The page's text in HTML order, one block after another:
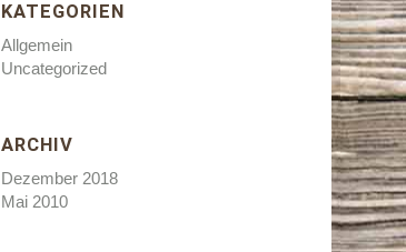
KATEGORIEN
Allgemein
Uncategorized
ARCHIV
Dezember 2018
Mai 2010